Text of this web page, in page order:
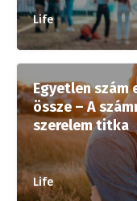
Life
Egyetlen szám
össze – A
szerelem titka
Life